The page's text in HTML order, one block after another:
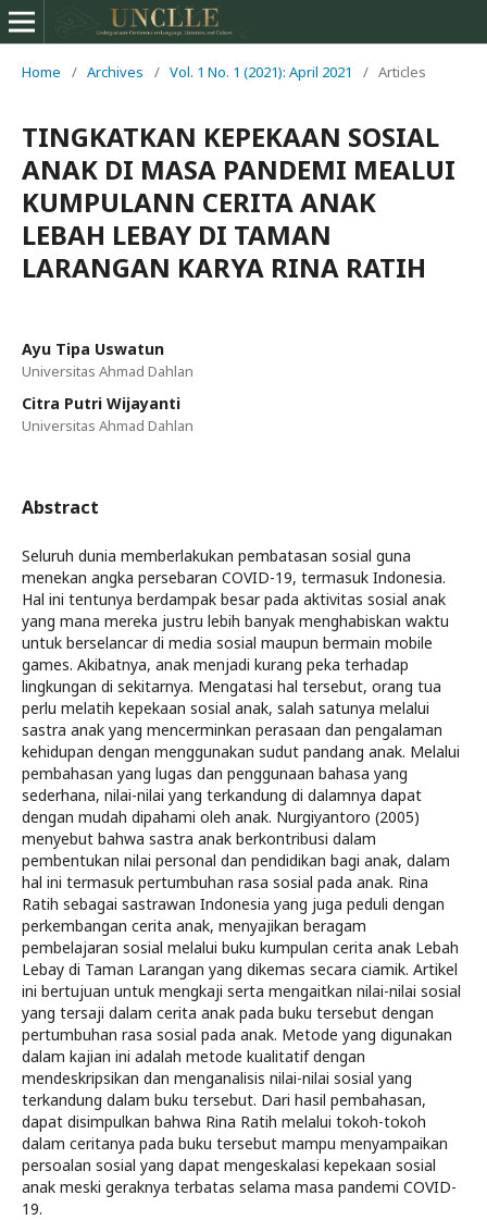
Home / Archives / Vol. 1 No. 1 (2021): April 2021 / Articles
TINGKATKAN KEPEKAAN SOSIAL
ANAK DI MASA PANDEMI MEALUI
KUMPULANN CERITA ANAK
LEBAH LEBAY DI TAMAN
LARANGAN KARYA RINA RATIH
Ayu Tipa Uswatun
Universitas Ahmad Dahlan
Citra Putri Wijayanti
Universitas Ahmad Dahlan
Abstract
Seluruh dunia memberlakukan pembatasan sosial guna
menekan angka persebaran COVID-19, termasuk Indonesia.
Hal ini tentunya berdampak besar pada aktivitas sosial anak
yang mana mereka justru lebih banyak menghabiskan waktu
untuk berselancar di media sosial maupun bermain mobile
games. Akibatnya, anak menjadi kurang peka terhadap
lingkungan di sekitarnya. Mengatasi hal tersebut, orang tua
perlu melatih kepekaan sosial anak, salah satunya melalui
sastra anak yang mencerminkan perasaan dan pengalaman
kehidupan dengan menggunakan sudut pandang anak. Melalui
pembahasan yang lugas dan penggunaan bahasa yang
sederhana, nilai-nilai yang terkandung di dalamnya dapat
dengan mudah dipahami oleh anak. Nurgiyantoro (2005)
menyebut bahwa sastra anak berkontribusi dalam
pembentukan nilai personal dan pendidikan bagi anak, dalam
hal ini termasuk pertumbuhan rasa sosial pada anak. Rina
Ratih sebagai sastrawan Indonesia yang juga peduli dengan
perkembangan cerita anak, menyajikan beragam
pembelajaran sosial melalui buku kumpulan cerita anak Lebah
Lebay di Taman Larangan yang dikemas secara ciamik. Artikel
ini bertujuan untuk mengkaji serta mengaitkan nilai-nilai sosial
yang tersaji dalam cerita anak pada buku tersebut dengan
pertumbuhan rasa sosial pada anak. Metode yang digunakan
dalam kajian ini adalah metode kualitatif dengan
mendeskripsikan dan menganalisis nilai-nilai sosial yang
terkandung dalam buku tersebut. Dari hasil pembahasan,
dapat disimpulkan bahwa Rina Ratih melalui tokoh-tokoh
dalam ceritanya pada buku tersebut mampu menyampaikan
persoalan sosial yang dapat mengeskalasi kepekaan sosial
anak meski geraknya terbatas selama masa pandemi COVID-
19.